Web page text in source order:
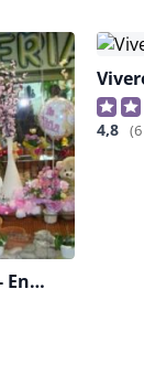
Floreria Vanessa - Envios A Domicilio
4,8